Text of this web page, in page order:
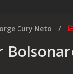
Cury Neto